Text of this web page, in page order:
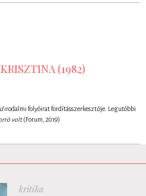
(1982)
irodalmi folyóirat fordításszerkesztője. Legutóbbi
volt(Forum, 2019)
kritika